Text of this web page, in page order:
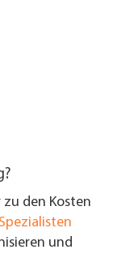
zu den Kosten
und